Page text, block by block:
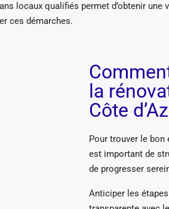
locaux qualifiés permet d’obtenir
ces démarches.
la
Côte
Pour trouver le bon
est important de
de progresser
Anticiper les